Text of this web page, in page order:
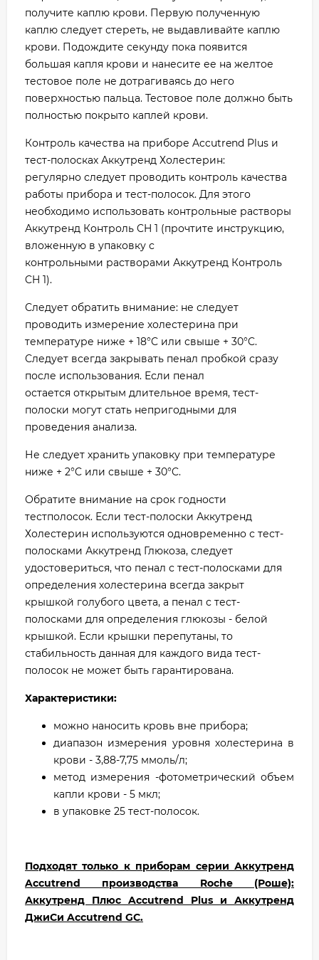
получите каплю крови. Первую полученную
каплю следует стереть, не выдавливайте каплю
крови. Подождите секунду пока появится
большая капля крови и нанесите ее на желтое
тестовое поле не дотрагиваясь до него
поверхностью пальца. Тестовое поле должно быть
полностью покрыто каплей крови.
Контроль качества на приборе Accutrend Plus и
тест-полосках Аккутренд Холестерин:
регулярно следует проводить контроль качества
работы прибора и тест-полосок. Для этого
необходимо использовать контрольные растворы
Аккутренд Контроль CH 1 (прочтите инструкцию,
вложенную в упаковку с
контрольными растворами Аккутренд Контроль
CH 1).
Следует обратить внимание: не следует
проводить измерение холестерина при
температуре ниже + 18°C или свыше + 30°C.
Следует всегда закрывать пенал пробкой сразу
после использования. Если пенал
остается открытым длительное время, тест-
полоски могут стать непригодными для
проведения анализа.
Не следует хранить упаковку при температуре
ниже + 2°C или свыше + 30°C.
Обратите внимание на срок годности
тестполосок. Если тест-полоски Аккутренд
Холестерин используются одновременно с тест-
полосками Аккутренд Глюкоза, следует
удостовериться, что пенал с тест-полосками для
определения холестерина всегда закрыт
крышкой голубого цвета, а пенал с тест-
полосками для определения глюкозы - белой
крышкой. Если крышки перепутаны, то
стабильность данная для каждого вида тест-
полосок не может быть гарантирована.
Характеристики:
можно наносить кровь вне прибора;
диапазон измерения уровня холестерина в
крови - 3,88-7,75 ммоль/л;
метод измерения -фотометрический объем
капли крови - 5 мкл;
в упаковке 25 тест-полосок.
Подходят только к приборам серии Аккутренд
Accutrend производства Roсhe (Роше):
Аккутренд Плюс Accutrend Plus и Аккутренд
ДжиСи Accutrend GC.